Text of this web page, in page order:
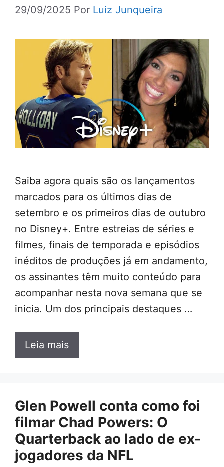
29/09/2025 Por Luiz Junqueira
Saiba agora quais são os lançamentos
marcados para os últimos dias de
setembro e os primeiros dias de outubro
no Disney+. Entre estreias de séries e
filmes, finais de temporada e episódios
inéditos de produções já em andamento,
os assinantes têm muito conteúdo para
acompanhar nesta nova semana que se
inicia. Um dos principais destaques …
Leia mais
Glen Powell conta como foi
filmar Chad Powers: O
Quarterback ao lado de ex-
jogadores da NFL